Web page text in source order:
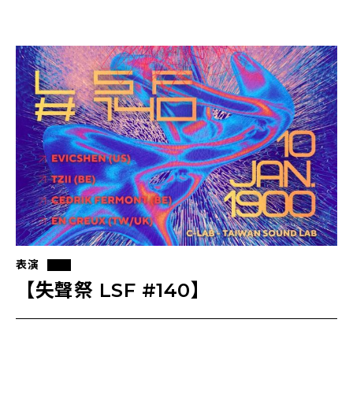
表演
【失聲祭 LSF #140】